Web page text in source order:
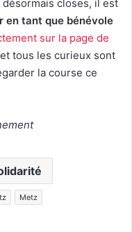
closes, il est
en tant que bénévole
sur la page de
tous les curieux sont
la course ce
Metz